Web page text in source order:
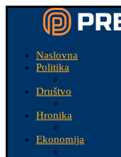
Naslovna
Politika
Društvo
Hronika
Ekonomija